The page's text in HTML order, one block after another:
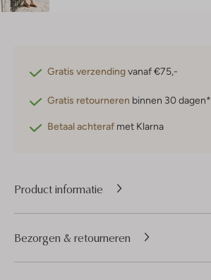
Gratis verzendingvanaf €75,-
Gratis retourneren binnen 30 dagen*
Betaal achteraf met Klarna
Product informatie
Bezorgen & retourneren